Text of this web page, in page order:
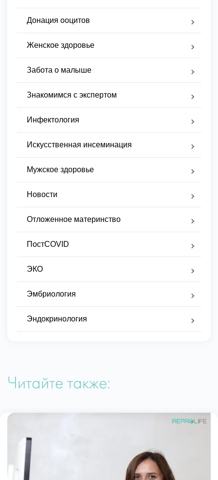
Донация ооцитов
Женское здоровье
Забота о малыше
Знакомимся с экспертом
Инфектология
Искусственная инсеминация
Мужское здоровье
Новости
Отложенное материнство
ПостCOVID
ЭКО
Эмбриология
Эндокринология
Читайте также: